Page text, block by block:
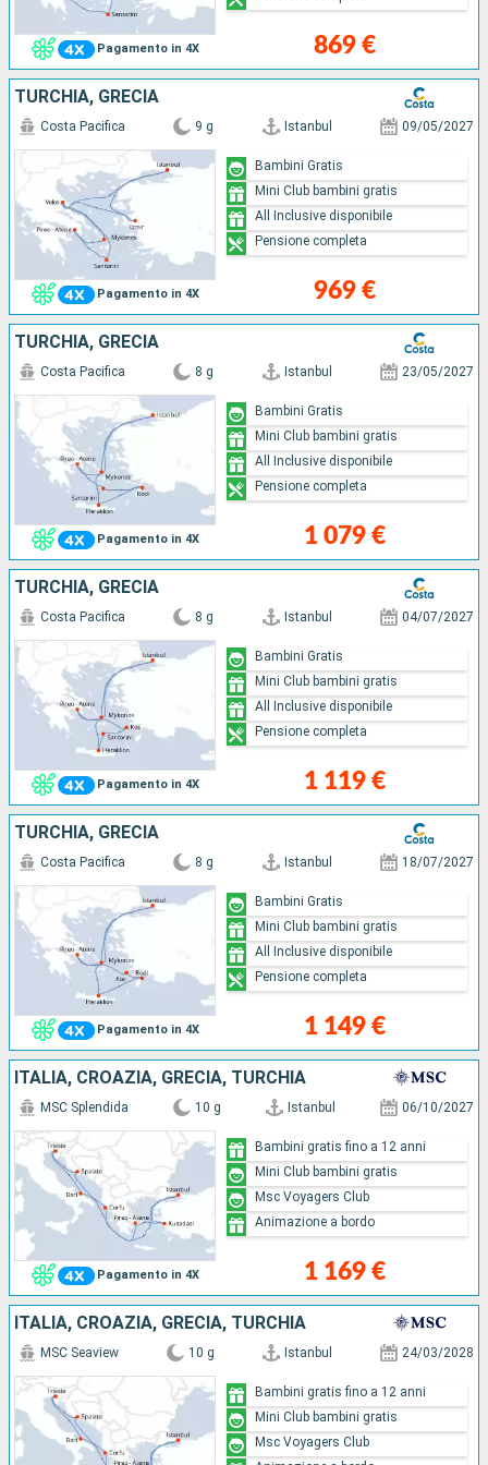
Pagamento in 4X 869 €
TURCHIA, GRECIA
Pagamento in 4X
Costa Pacifica 9 g Istanbul 09/05/2027
969 €
Bambini Gratis
Mini Club bambini gratis
All Inclusive disponibile
Pensione completa
TURCHIA, GRECIA
Pagamento in 4X
Costa Pacifica 8 g Istanbul 23/05/2027
1 079 €
Bambini Gratis
Mini Club bambini gratis
All Inclusive disponibile
Pensione completa
TURCHIA, GRECIA
Pagamento in 4X
Costa Pacifica 8 g Istanbul 04/07/2027
1 119 €
Bambini Gratis
Mini Club bambini gratis
All Inclusive disponibile
Pensione completa
TURCHIA, GRECIA
Pagamento in 4X
Costa Pacifica 8 g Istanbul 18/07/2027
1 149 €
Bambini Gratis
Mini Club bambini gratis
All Inclusive disponibile
Pensione completa
ITALIA, CROAZIA, GRECIA, TURCHIA
Pagamento in 4X
MSC Splendida 10 g Istanbul 06/10/2027
1 169 €
Bambini gratis fino a 12 anni
Mini Club bambini gratis
Msc Voyagers Club
Animazione a bordo
ITALIA, CROAZIA, GRECIA, TURCHIA
MSC Seaview 10 g Istanbul 24/03/2028
Bambini gratis fino a 12 anni
Mini Club bambini gratis
Msc Voyagers Club